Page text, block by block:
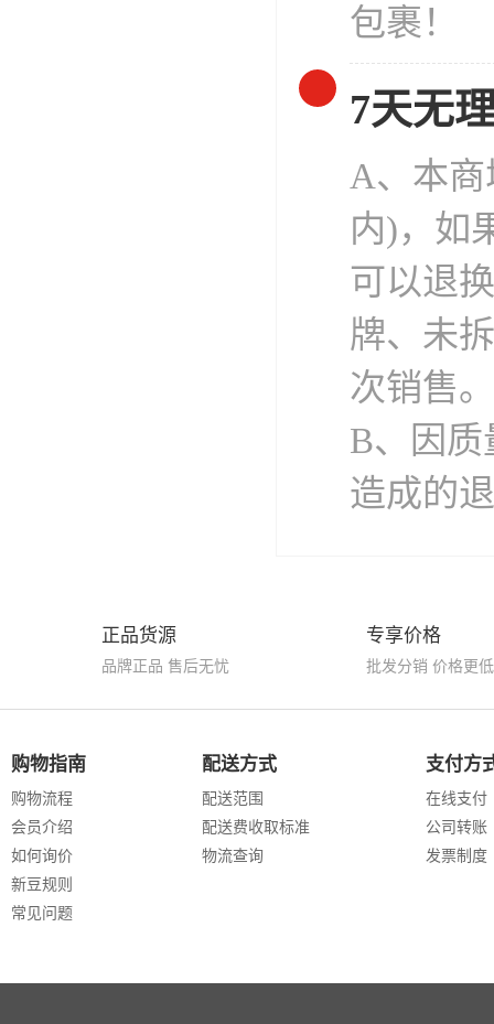
包裹！
7天无
A、本
内)，如
可以退
牌、未
次销售。
B、因
造成的
正品货源
品牌正品 售后无忧
专享价格
批发分销 价格更低
购物指南
购物流程
会员介绍
如何询价
新豆规则
常见问题
配送方式
配送范围
配送费收取标准
物流查询
支付方
在线支付
公司转账
发票制度